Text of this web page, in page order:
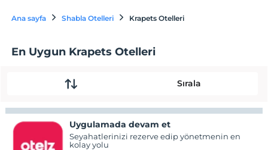
Ana sayfa Shabla Otelleri Krapets Otelleri
En Uygun Krapets Otelleri
Sırala
Uygulamada devam et
Seyahatlerinizi rezerve edip yönetmenin en
kolay yolu